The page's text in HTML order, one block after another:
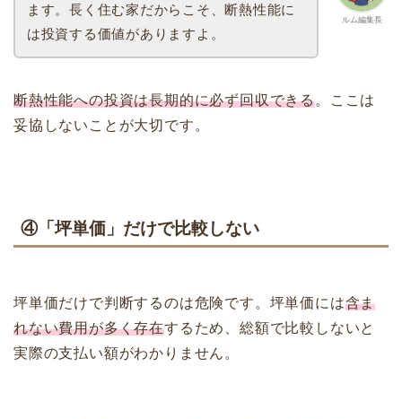
ルム編集長
ます。長く住む家だからこそ、断熱性能に
は投資する価値がありますよ。
断熱性能への投資は長期的に必ず回収できる。ここは
妥協しないことが大切です。
④「坪単価」だけで比較しない
坪単価だけで判断するのは危険です。坪単価には含ま
れない費用が多く存在するため、総額で比較しないと
実際の支払い額がわかりません。